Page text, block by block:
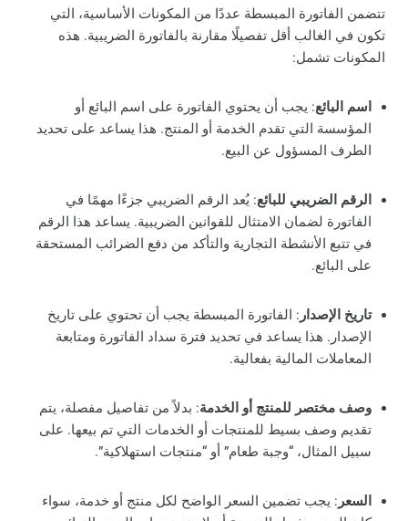
تتضمن الفاتورة المبسطة عددًا من المكونات الأساسية، التي
تكون في الغالب أقل تفصيلًا مقارنة بالفاتورة الضريبية. هذه
المكونات تشمل:
اسم البائع: يجب أن يحتوي الفاتورة على اسم البائع أو
المؤسسة التي تقدم الخدمة أو المنتج. هذا يساعد على تحديد
الطرف المسؤول عن البيع.
الرقم الضريبي للبائع: يُعد الرقم الضريبي جزءًا مهمًا في
الفاتورة لضمان الامتثال للقوانين الضريبية. يساعد هذا الرقم
في تتبع الأنشطة التجارية والتأكد من دفع الضرائب المستحقة
على البائع.
تاريخ الإصدار : الفاتورة المبسطة يجب أن تحتوي على تاريخ
الإصدار. هذا يساعد في تحديد فترة سداد الفاتورة ومتابعة
المعاملات المالية بفعالية.
وصف مختصر للمنتج أو الخدمة: بدلاً من تفاصيل مفصلة، يتم
تقديم وصف بسيط للمنتجات أو الخدمات التي تم بيعها. على
سبيل المثال، “وجبة طعام” أو “منتجات استهلاكية”.
السعر : يجب تضمين السعر الواضح لكل منتج أو خدمة، سواء